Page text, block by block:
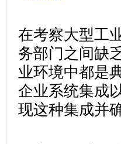
在考察大型工
务部门之间缺
业环境中都是
企业系统集成
现这种集成并